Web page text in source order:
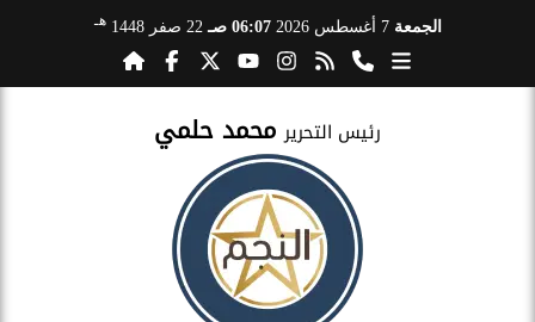
الجمعة 7 أغسطس 2026 06:07 صـ 22 صفر 1448 هـ
رئيس التحرير محمد حلمي